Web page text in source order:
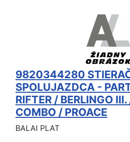
9820344280
SPOLUJAZDCA -
RIFTER / BERLINGO
COMBO / PROACE
BALAI PLAT